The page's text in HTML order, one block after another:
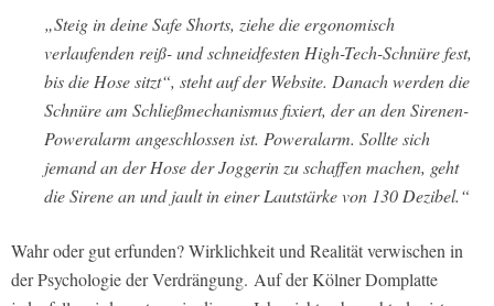
„Steig in deine Safe Shorts, ziehe die ergonomisch
verlaufenden reiß- und schneidfesten High-Tech-Schnüre fest,
bis die Hose sitzt“, steht auf der Website. Danach werden die
Schnüre am Schließmechanismus fixiert, der an den Sirenen-
Poweralarm angeschlossen ist. Poweralarm. Sollte sich
jemand an der Hose der Joggerin zu schaffen machen, geht
die Sirene an und jault in einer Lautstärke von 130 Dezibel.“
Wahr oder gut erfunden? Wirklichkeit und Realität verwischen in
der Psychologie der Verdrängung. Auf der Kölner Domplatte